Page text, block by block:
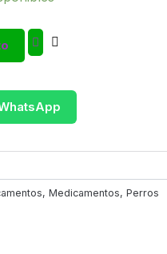
, Medicamentos, Perros